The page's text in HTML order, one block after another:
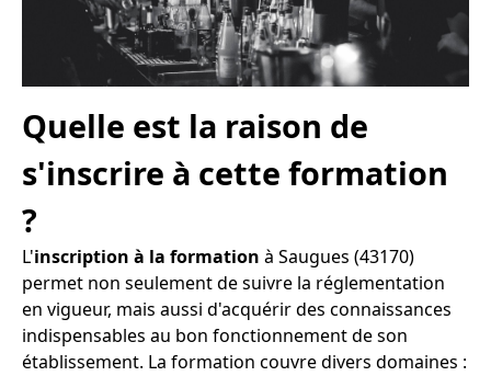
Quelle est la raison de
s'inscrire à cette formation
?
L'inscription à la formation à Saugues (43170)
permet non seulement de suivre la réglementation
en vigueur, mais aussi d'acquérir des connaissances
indispensables au bon fonctionnement de son
établissement. La formation couvre divers domaines :